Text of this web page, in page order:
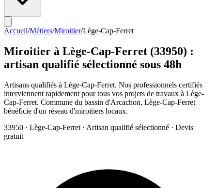
Accueil/Métiers/Miroitier/Lège-Cap-Ferret
Miroitier à Lège-Cap-Ferret (33950) :
artisan qualifié sélectionné sous 48h
Artisans qualifiés à Lège-Cap-Ferret. Nos professionnels certifiés
interviennent rapidement pour tous vos projets de travaux à Lège-
Cap-Ferret. Commune du bassin d'Arcachon, Lège-Cap-Ferret
bénéficie d'un réseau d'miroitiers locaux.
33950 · Lège-Cap-Ferret · Artisan qualifié sélectionné · Devis
gratuit